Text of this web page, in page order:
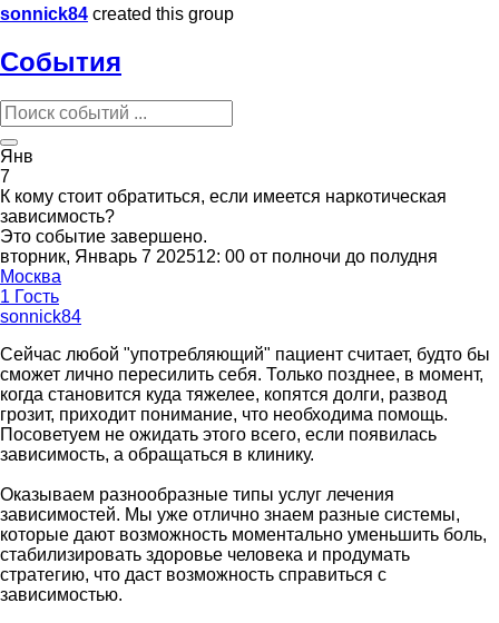
sonnick84 created this group
События
Янв
7
К кому стоит обратиться, если имеется наркотическая
зависимость?
Это событие завершено.
вторник, Январь 7 202512: 00 от полночи до полудня
Москва
1 Гость
sonnick84
Сейчас любой "употребляющий" пациент считает, будто бы
сможет лично пересилить себя. Только позднее, в момент,
когда становится куда тяжелее, копятся долги, развод
грозит, приходит понимание, что необходима помощь.
Посоветуем не ожидать этого всего, если появилась
зависимость, а обращаться в клинику.
Оказываем разнообразные типы услуг лечения
зависимостей. Мы уже отлично знаем разные системы,
которые дают возможность моментально уменьшить боль,
стабилизировать здоровье человека и продумать
стратегию, что даст возможность справиться с
зависимостью.